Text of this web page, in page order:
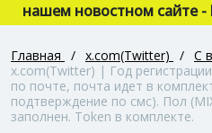
нашем новостном сайте
Главная / x.com(Twitter) / С
x.com(Twitter) | Год
по почте, почта идет в
подтверждение по смс). Пол
заполнен. Token в комплекте.